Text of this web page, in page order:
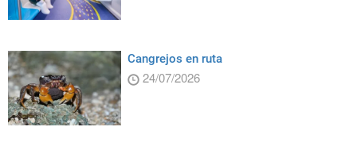
Cangrejos en ruta
24/07/2026